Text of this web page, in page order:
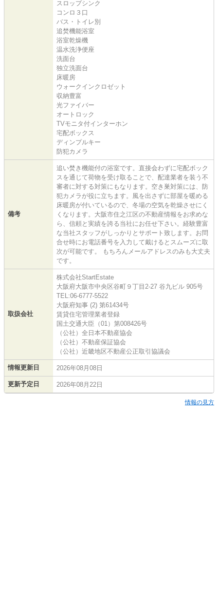
スロップシンク
コンロ３口
バス・トイレ別
追焚機能浴室
浴室乾燥機
温水洗浄便座
洗面台
独立洗面台
床暖房
ウォークインクロゼット
収納豊富
光ファイバー
オートロック
TVモニタ付インターホン
宅配ボックス
ディンプルキー
防犯カメラ
備考
追い焚き機能付の浴室です。直接会わずに宅配ボック
スを通じて荷物を受け取ることで、配達業者を装う不
審者に対する対策にもなります。空き巣対策には、防
犯カメラが役に立ちます。風を出さずに部屋を暖める
床暖房が付いているので、冬場の空気を乾燥させにく
くなります。大阪市住之江区の不動産情報をお求めな
ら、信頼と実績を誇る当社にお任せ下さい。経験豊富
な当社スタッフがしっかりとサポート致します。お問
合せ時にお電話番号を入力して戴けるとスムーズに取
次が可能です。 もちろんメールアドレスのみも大丈夫
です。
取扱会社
株式会社StartEstate
大阪府大阪市中央区谷町９丁目2-27 谷九ビル 905号
TEL:06-6777-5522
大阪府知事 (2) 第61434号
賃貸住宅管理業者登録
国土交通大臣（01）第008426号
（公社）全日本不動産協会
（公社）不動産保証協会
（公社）近畿地区不動産公正取引協議会
情報更新日 2026年08月08日
更新予定日 2026年08月22日
情報の見方